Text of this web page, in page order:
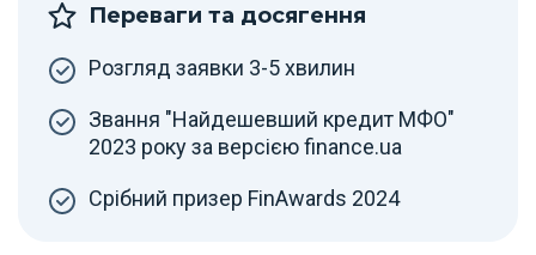
Переваги та досягення
Розгляд заявки 3-5 хвилин
Звання "Найдешевший кредит МФО"
2023 року за версією finance.ua
Срібний призер FinAwards 2024